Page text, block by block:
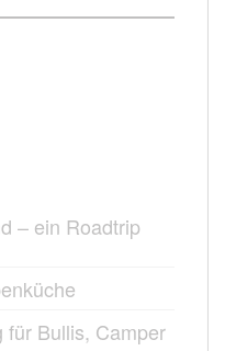
– ein Roadtrip
für Bullis, Camper